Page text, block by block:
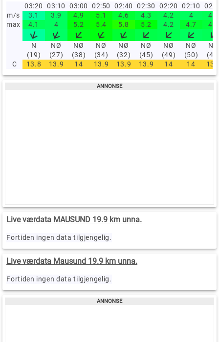
03:20 03:10 03:00 02:50 02:40 02:30 02:20 02:10
m/s
3.1 3.9 4.9 5.1 4.6 4.3 4.2 4
4.1
max
4.1 4 5.2 5.4 5.8 5.2 4.2 4.7 4.5
N
(19)
NØ
(27)
NØ
(38)
NØ
(34)
NØ
(32)
NØ
(45)
NØ
(49)
NØ
(50)
NØ
C
13.8 13.9 14 13.9 13.9 13.9 14 14
Live værdata MAUSUND 19.9 km unna.
Fortiden ingen data tilgjengelig.
Live værdata Mausund 19.9 km unna.
Fortiden ingen data tilgjengelig.